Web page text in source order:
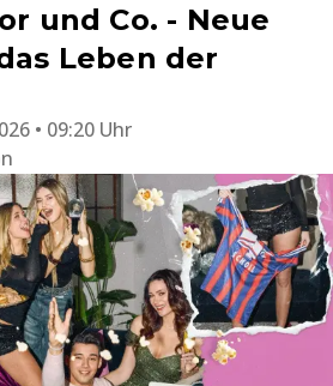
und Co. - Neue
Leben der
• 09:20 Uhr